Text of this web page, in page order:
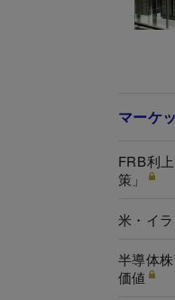
マーケ
FRB利
策」
米・イ
半導体
価値